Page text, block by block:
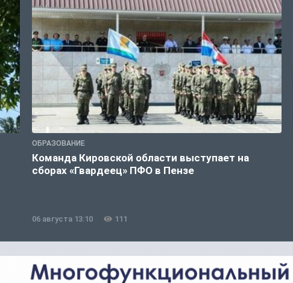
ОБРАЗОВАНИЕ
Команда Кировской области выступает на
сборах «Гвардеец» ПФО в Пензе
06 августа 13:10 111